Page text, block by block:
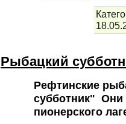
Рыбацкий
Рефтинские
субботник" Они
пионерского